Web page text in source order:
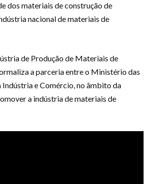
dos materiais de construção de
nacional de materiais de
de Produção de Materiais de
a parceria entre o Ministério das
e Comércio, no âmbito da
a indústria de materiais de